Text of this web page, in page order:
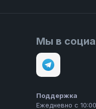
Мы в
Поддержка
Ежедневно с